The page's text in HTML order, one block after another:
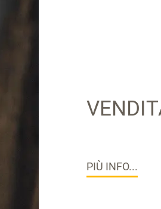
PIÙ INFO...